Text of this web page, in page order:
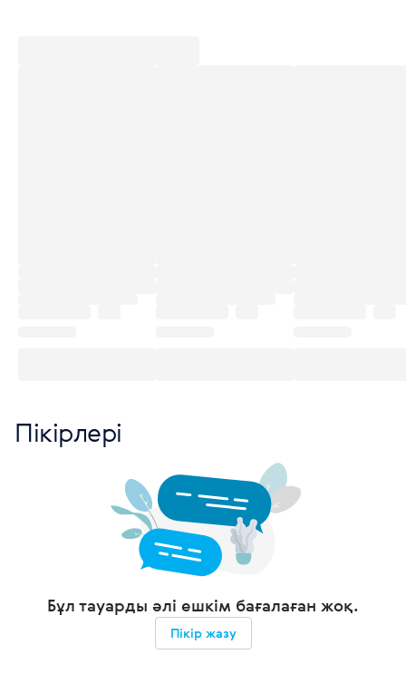
Пікірлері
Бұл тауарды әлі ешкім бағалаған жоқ.
Пікір жазу